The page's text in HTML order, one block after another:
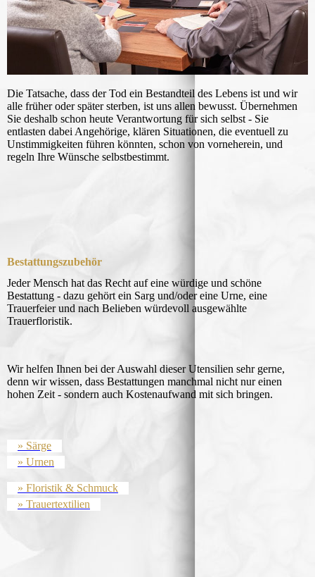
Die Tatsache, dass der Tod ein Bestandteil des Lebens ist und wir
alle früher oder später sterben, ist uns allen bewusst. Übernehmen
Sie deshalb schon heute Verantwortung für sich selbst - Sie
entlasten dabei Angehörige, klären Situationen, die eventuell zu
Unstimmigkeiten führen könnten, schon von vorneherein, und
regeln Ihre Wünsche selbstbestimmt.
Bestattungszubehör
Jeder Mensch hat das Recht auf eine würdige und schöne
Bestattung - dazu gehört ein Sarg und/oder eine Urne, eine
Trauerfeier und nach Belieben würdevoll ausgewählte
Trauerfloristik.
Wir helfen Ihnen bei der Auswahl dieser Utensilien sehr gerne,
denn wir wissen, dass Bestattungen manchmal nicht nur einen
hohen Zeit - sondern auch Kostenaufwand mit sich bringen.
» Särge
» Urnen
» Floristik & Schmuck
» Trauertextilien